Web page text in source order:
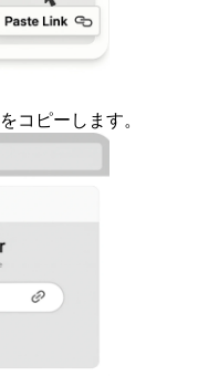
コピーします。